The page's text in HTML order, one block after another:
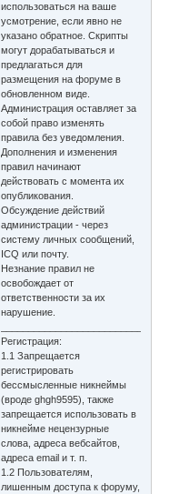
использоваться на ваше
усмотрение, если явно не
указано обратное. Скрипты
могут дорабатываться и
предлагаться для
размещения на форуме в
обновленном виде.
Администрация оставляет за
собой право изменять
правила без уведомления.
Дополнения и изменения
правил начинают
действовать с момента их
опубликования.
Обсуждение действий
администрации - через
систему личных сообщений,
ICQ или почту.
Незнание правил не
освобождает от
ответственности за их
нарушение.
Регистрация:
1.1 Запрещается
регистрировать
бессмысленные никнеймы
(вроде ghgh9595), также
запрещается использовать в
никнейме нецензурные
слова, адреса вебсайтов,
адреса email и т. п.
1.2 Пользователям,
лишенным доступа к форуму,